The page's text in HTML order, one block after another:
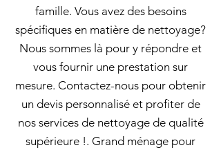
famille. Vous avez des besoins
spécifiques en matière de nettoyage?
Nous sommes là pour y répondre et
vous fournir une prestation sur
mesure. Contactez-nous pour obtenir
un devis personnalisé et profiter de
nos services de nettoyage de qualité
supérieure !. Grand ménage pour